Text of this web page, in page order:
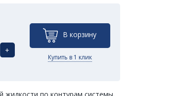
+
В корзину
Купить в 1 клик